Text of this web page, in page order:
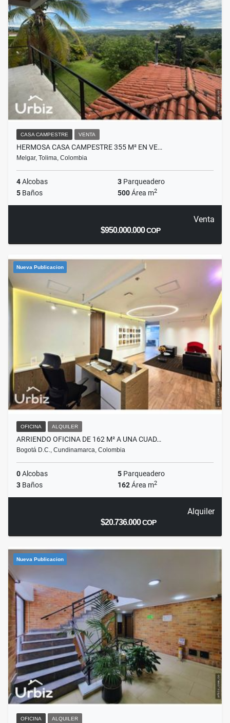
CASA CAMPESTRE VENTA
HERMOSA CASA CAMPESTRE 355 M² EN VE…
Melgar, Tolima, Colombia
4Alcobas 3 Parqueadero
5 Baños 500Área m2
Venta
$950.000.000COP
Nueva Publicacion
OFICINA ALQUILER
ARRIENDO OFICINA DE 162 M² A UNA CUAD…
Bogotá D.C., Cundinamarca, Colombia
0Alcobas 5 Parqueadero
3 Baños 162Área m2
Alquiler
$20.736.000COP
Nueva Publicacion
OFICINA ALQUILER